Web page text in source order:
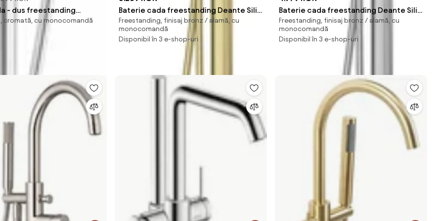
- dus freestanding
crom monocomanda
cromată, cu monocomandă
Baterie cada freestanding Deante Silia
auriu periat
Freestanding, finisaj bronz / alamă, cu
monocomandă
Disponibil în 3 e-shop-uri
Baterie cada freestanding Deante Silia
gri
Freestanding, finisaj bronz / alamă, cu
monocomandă
Disponibil în 3 e-shop-uri